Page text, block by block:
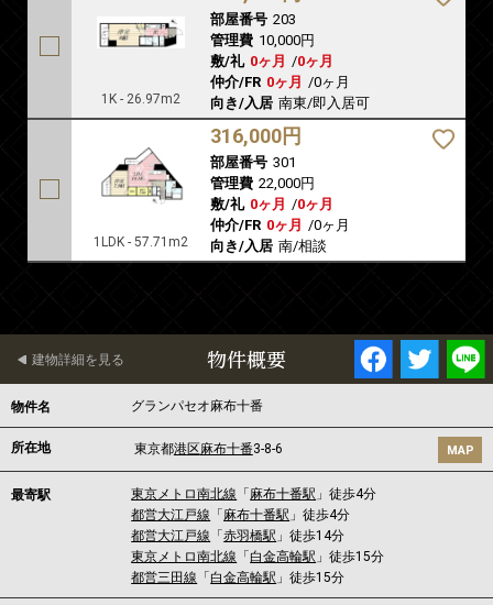
1K - 26.97m2
部屋番号 203
管理費 10,000円
敷/礼 0ヶ月 /0ヶ月
仲介/FR 0ヶ月 /0ヶ月
向き/入居 南東/即入居可
1LDK - 57.71m2
316,000円
部屋番号 301
管理費 22,000円
敷/礼 0ヶ月 /0ヶ月
仲介/FR 0ヶ月 /0ヶ月
向き/入居 南/相談
物件概要
建物詳細を見る
物件名 グランパセオ麻布十番
所在地 東京都港区麻布十番3-8-6 MAP
最寄駅 東京メトロ南北線 「 麻布十番駅 」徒歩4分
都営大江戸線 「 麻布十番駅 」徒歩4分
都営大江戸線 「赤羽橋駅 」徒歩14分
東京メトロ南北線 「 白金高輪駅 」徒歩15分
都営三田線 「 白金高輪駅 」徒歩15分